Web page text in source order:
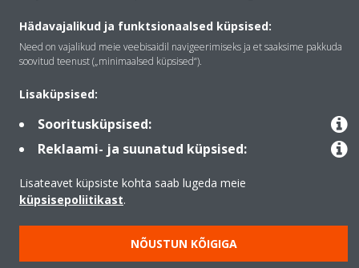
Lahendused
Kontakt
Products
Juriidiline teatis
Märkus küpsiste kohta
Datu aizsardzības politika
Ettevõtte eetikakoodeks Data Act
Hädavajalikud ja funktsionaalsed küpsised:
Need on vajalikud meie veebisaidil navigeerimiseks ja et saaksime pakkuda
soovitud teenust („minimaalsed küpsised“).
Lisaküpsised:
Sooritusküpsised:
Reklaami- ja suunatud küpsised:
Lisateavet küpsiste kohta saab lugeda meie
küpsisepoliitikast.
NÕUSTUN KÕIGIGA